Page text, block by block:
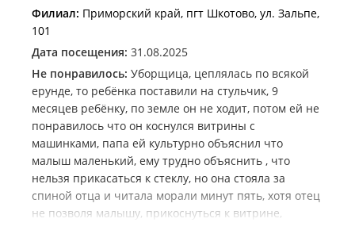
Филиал: Приморский край, пгт Шкотово, ул. Зальпе,
101
Дата посещения: 31.08.2025
Не понравилось: Уборщица, цеплялась по всякой
ерунде, то ребёнка поставили на стульчик, 9
месяцев ребёнку, по земле он не ходит, потом ей не
понравилось что он коснулся витрины с
машинками, папа ей культурно объяснил что
малыш маленький, ему трудно объяснить , что
нельзя прикасаться к стеклу, но она стояла за
спиной отца и читала морали минут пять, хотя отец
не позволя малышу, прикоснуться к витрине,